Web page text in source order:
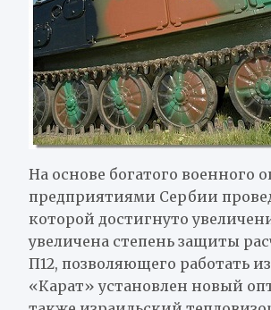
На основе богатого военного
предприятиями Сербии
которой достигнуто
увеличена степень защиты
П12, позволяющего работать
«Карат» установлен новый